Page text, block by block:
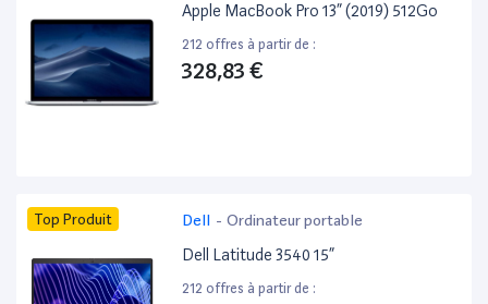
Apple MacBook Pro 13” (2019) 512Go
212 offres à partir de :
328,83 €
Top Produit Dell - Ordinateur portable
Dell Latitude 3540 15”
212 offres à partir de :